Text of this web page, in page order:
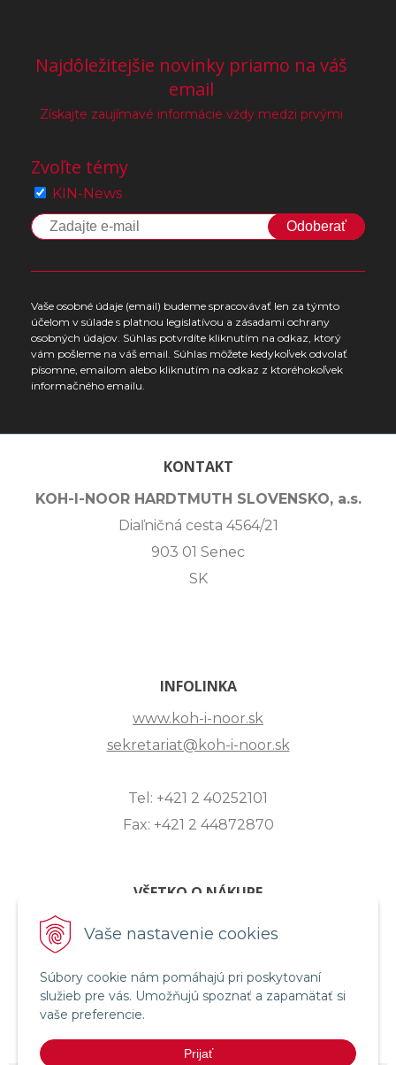
Vaše nastavenie cookies
Súbory cookie nám pomáhajú pri poskytovaní
služieb pre vás. Umožňujú spoznať a zapamätať si
vaše preferencie.
Prijať
Najdôležitejšie novinky priamo na váš
email
Získajte zaujímavé informácie vždy medzi prvými
Zvoľte témy
KIN-News
Odoberať
Vaše osobné údaje (email) budeme spracovávať len za týmto
účelom v súlade s platnou legislatívou a zásadami ochrany
osobných údajov. Súhlas potvrdíte kliknutím na odkaz, ktorý
vám pošleme na váš email. Súhlas môžete kedykoľvek odvolať
písomne, emailom alebo kliknutím na odkaz z ktoréhokoľvek
informačného emailu.
KONTAKT
KOH-I-NOOR HARDTMUTH SLOVENSKO, a.s.
Diaľničná cesta 4564/21
903 01 Senec
SK
INFOLINKA
www.koh-i-noor.sk
sekretariat@koh-i-noor.sk
Tel: +421 2 40252101
Fax: +421 2 44872870
VŠETKO O NÁKUPE
ZASLANIE OTÁZKY
OBCHODNÉ PODMIENKY
REKLAMAČNÝ PORIADOK